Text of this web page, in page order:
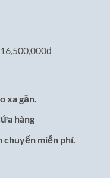
xa gần.
hàng
chuyển miễn phí.